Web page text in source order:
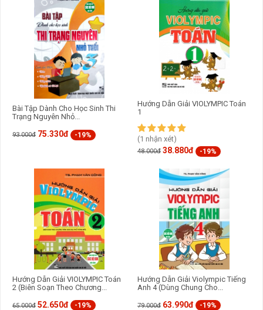
Bài Tập Dành Cho Học Sinh Thi
Trạng Nguyên Nhỏ...
93.000đ 75.330đ -19%
Hướng Dẫn Giải VIOLYMPIC Toán
1
(1 nhận xét)
48.000đ 38.880đ -19%
Hướng Dẫn Giải VIOLYMPIC Toán
2 (Biên Soạn Theo Chương...
65.000đ 52.650đ -19%
Hướng Dẫn Giải Violympic Tiếng
Anh 4 (Dùng Chung Cho...
79.000đ 63.990đ -19%